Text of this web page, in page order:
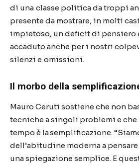
di una classe politica da troppi
presente da mostrare, in molti
impietoso, un deficit di pensiero
accaduto anche per i nostri
silenzi e omissioni.
Il morbo della
Mauro Ceruti sostiene che non
tecniche a singoli problemi e
tempo è la semplificazione.
dell’abitudine moderna a
una spiegazione semplice. E